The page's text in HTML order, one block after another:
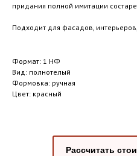
придания полной имитации
Подходит для фасадов,
Формат: 1 НФ
Вид: полнотелый
Формовка: ручная
Цвет: красный
Рассчитать